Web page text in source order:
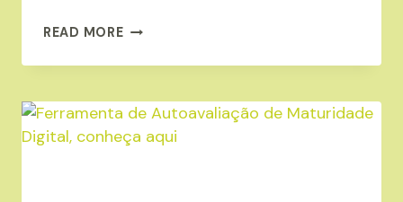
READ MOREA
A
SOBRE: